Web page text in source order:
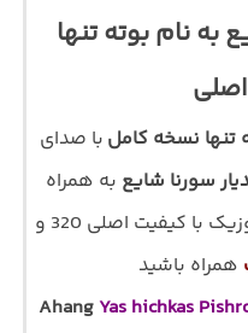
به نام بوته تنها
تنها نسخه کامل با صدای
سورنا شایع به همراه
پخش آنلاین ترانه و متن کامل موزیک با کیفیت اصلی 320 و
همراه باشید
AhangYas hichkas